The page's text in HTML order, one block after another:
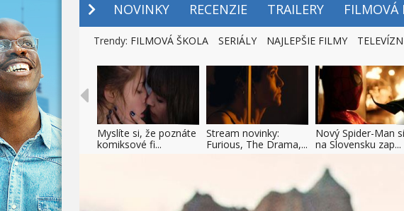
NOVINKY RECENZIE TRAILERY FILMOVÁ
Trendy: FILMOVÁ ŠKOLA SERIÁLY NAJLEPŠIE FILMY
Myslíte si, že poznáte
komiksové fi...
Stream novinky:
Furious, The Drama,...
Nový Spider-Man si
na Slovensku zap...